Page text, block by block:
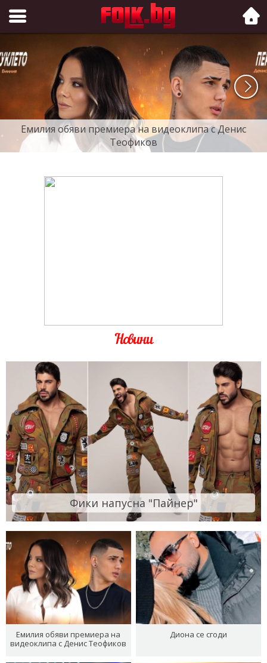
Folk.bg
Емилия обяви премиера на видеоклипа с Денис
Теофиков
Новини
Фики напусна "Пайнер"
Емилия обяви премиера на
видеоклипа с Денис Теофиков
Диона се сгоди